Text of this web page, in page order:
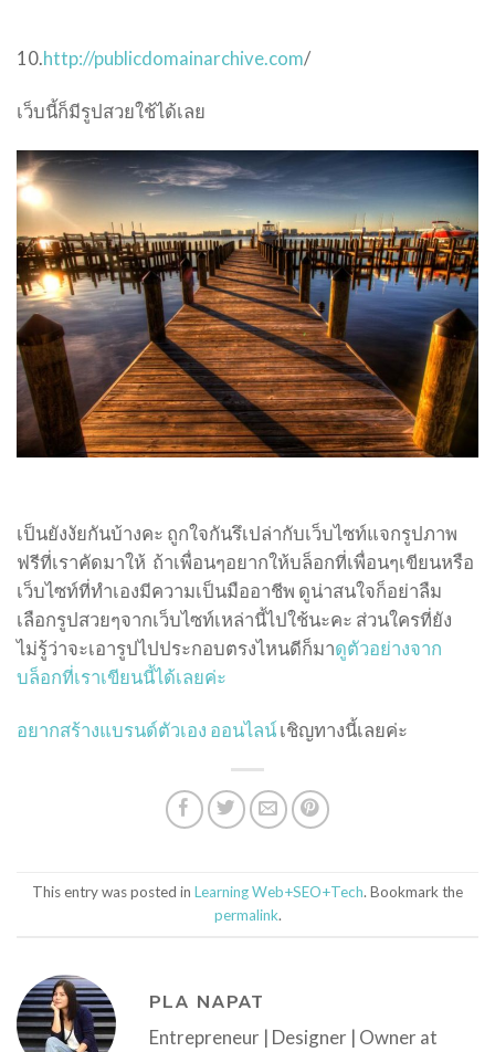
10.http://publicdomainarchive.com/
เว็บนี้ก็มีรูปสวยใช้ได้เลย
เป็นยังงัยกันบ้างคะ ถูกใจกันรึเปล่ากับเว็บไซท์แจกรูปภาพ
ฟรีที่เราคัดมาให้ ถ้าเพื่อนๆอยากให้บล็อกที่เพื่อนๆเขียนหรือ
เว็บไซท์ที่ทำเองมีความเป็นมืออาชีพ ดูน่าสนใจก็อย่าลืม
เลือกรูปสวยๆจากเว็บไซท์เหล่านี้ไปใช้นะคะ ส่วนใครที่ยัง
ไม่รู้ว่าจะเอารูปไปประกอบตรงไหนดีก็มาดูตัวอย่างจาก
บล็อกที่เราเขียนนี้ได้เลยค่ะ
อยากสร้างแบรนด์ตัวเอง ออนไลน์เชิญทางนี้เลยค่ะ
This entry was posted in Learning Web+SEO+Tech. Bookmark the
permalink.
PLA NAPAT
Entrepreneur | Designer | Owner at